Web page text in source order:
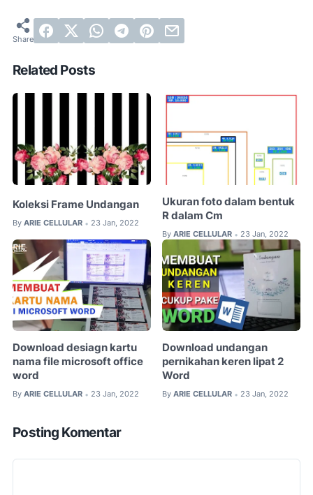
Related Posts
Koleksi Frame Undangan
By ARIE CELLULAR • 23 Jan, 2022
Ukuran foto dalam bentuk
R dalam Cm
By ARIE CELLULAR • 23 Jan, 2022
Download desiagn kartu
nama file microsoft office
word
By ARIE CELLULAR • 23 Jan, 2022
Download undangan
pernikahan keren lipat 2
Word
By ARIE CELLULAR • 23 Jan, 2022
Posting Komentar